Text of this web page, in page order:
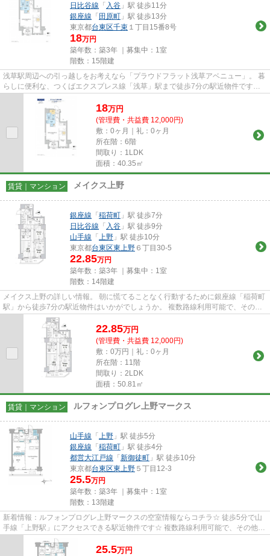
日比谷線 「 入谷 」駅 徒歩11分
銀座線 「 田原町 」駅 徒歩13分
東京都台東区千束 １丁目15番8号
18万円
築年数：築3年 ｜募集中： 1室
階数：15階建
浅草駅周辺への引っ越しをお考えなら「プラウドフラット浅草アベニュー」。 暮
らしに便利な、つくばエクスプレス線「浅草」駅まで徒歩7分の駅近物件です。
共用部にはエレベーター・...
18万円
(管理費・共益費 12,000円)
敷：0ヶ月｜礼：0ヶ月
所在階：6階
間取り：1LDK
面積：40.35㎡
賃貸｜マンション メイクス上野
銀座線 「 稲荷町 」駅 徒歩7分
日比谷線 「 入谷 」駅 徒歩9分
山手線 「 上野 」駅 徒歩10分
東京都台東区東上野 ６丁目30-5
22.85万円
築年数：築3年 ｜募集中： 1室
階数：14階建
メイクス上野の詳しい情報。 朝に慌てることなく行動するために銀座線「稲荷町
駅」から徒歩7分の駅近物件はいかがでしょうか。 複数路線利用可能で、その他
にも日比谷線「入谷駅」まで...
22.85万円
(管理費・共益費 12,000円)
敷：0万円｜礼：0ヶ月
所在階：11階
間取り：2LDK
面積：50.81㎡
賃貸｜マンション ルフォンプログレ上野マークス
山手線 「 上野 」駅 徒歩5分
銀座線 「 稲荷町 」駅 徒歩4分
都営大江戸線 「 新御徒町 」駅 徒歩10分
東京都台東区東上野 ５丁目12-3
25.5万円
築年数：築3年 ｜募集中： 1室
階数：13階建
新着情報：ルフォンプログレ上野マークスの空室情報ならコチラ☆ 徒歩5分で山
手線「上野駅」にアクセスできる駅近物件です☆ 複数路線利用可能で、その他に
も銀座線「稲荷町駅」まで徒歩...
25.5万円